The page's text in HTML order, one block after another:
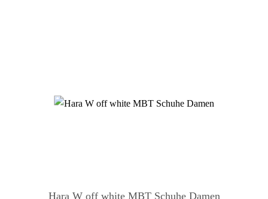
Hara W off white MBT Schuhe Damen